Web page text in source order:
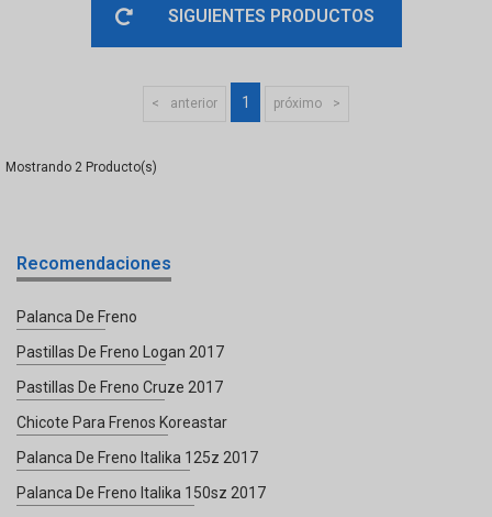
SIGUIENTES PRODUCTOS
anterior 1 próximo
2
Recomendaciones
Palanca De Freno
Pastillas De Freno Logan 2017
Pastillas De Freno Cruze 2017
Chicote Para Frenos Koreastar
Palanca De Freno Italika 125z 2017
Palanca De Freno Italika 150sz 2017